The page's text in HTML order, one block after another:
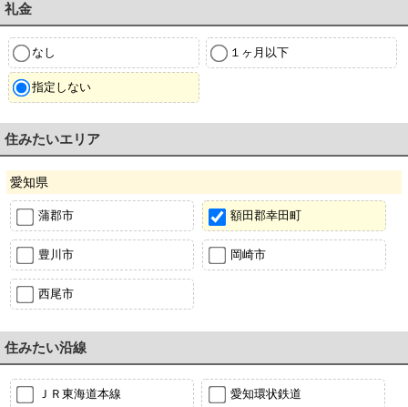
礼金
なし １ヶ月以下
指定しない
住みたいエリア
愛知県
蒲郡市 額田郡幸田町
豊川市 岡崎市
西尾市
住みたい沿線
ＪＲ東海道本線 愛知環状鉄道